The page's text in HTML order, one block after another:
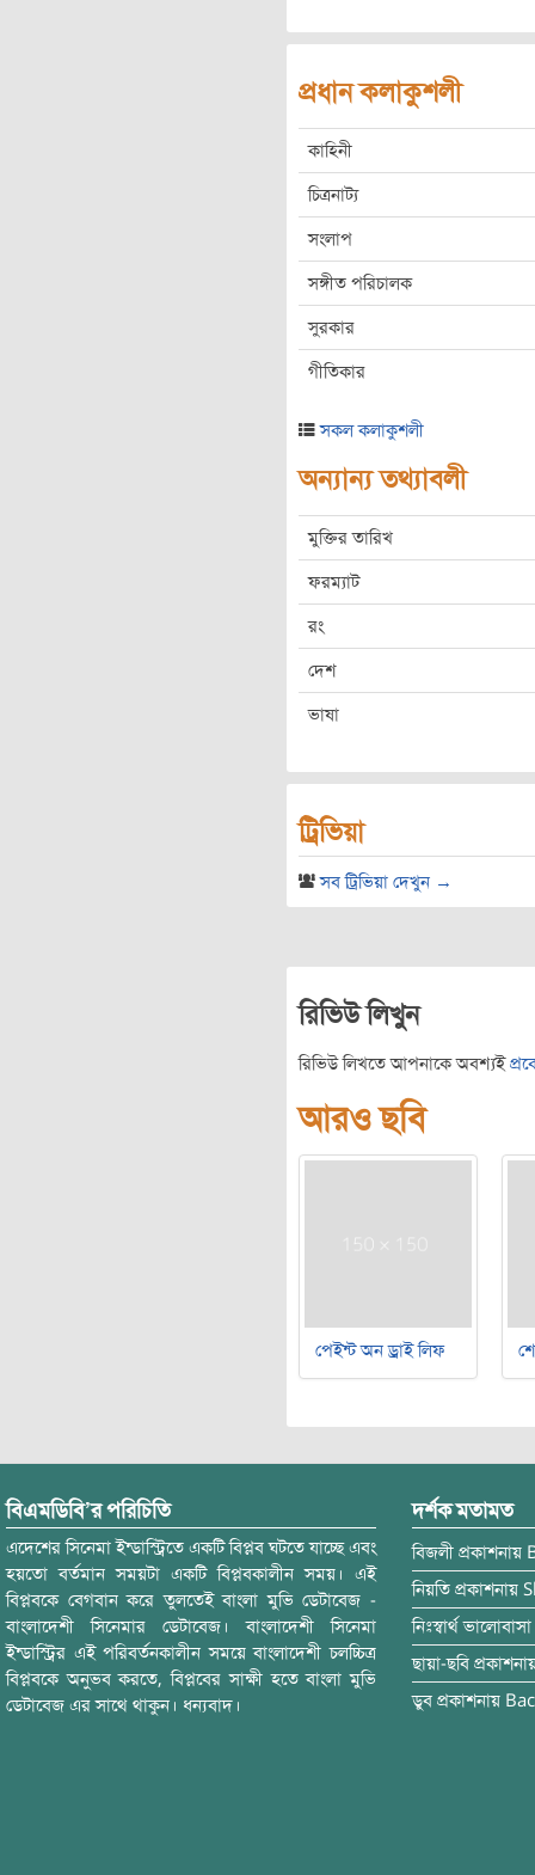
প্রধান কলাকুশলী
কাহিনী
চিত্রনাট্য
সংলাপ
সঙ্গীত পরিচালক
সুরকার
গীতিকার
সকল কলাকুশলী
অন্যান্য তথ্যাবলী
মুক্তির তারিখ
ফরম্যাট
রং
দেশ
ভাষা
ট্রিভিয়া
সব ট্রিভিয়া দেখুন →
রিভিউ লিখুন
রিভিউ লিখতে আপনাকে অবশ্যই
আরও ছবি
পেইন্ট অন ড্রাই লিফ
বিএমডিবি’র পরিচিতি
এদেশের সিনেমা ইন্ডাস্ট্রিতে একটি বিপ্লব ঘটতে যাচ্ছে এবং
হয়তো বর্তমান সময়টা একটি বিপ্লবকালীন সময়। এই
বিপ্লবকে বেগবান করে তুলতেই বাংলা মুভি ডেটাবেজ -
বাংলাদেশী সিনেমার ডেটাবেজ। বাংলাদেশী সিনেমা
ইন্ডাস্ট্রির এই পরিবর্তনকালীন সময়ে বাংলাদেশী চলচ্চিত্র
বিপ্লবকে অনুভব করতে, বিপ্লবের সাক্ষী হতে বাংলা মুভি
ডেটাবেজ এর সাথে থাকুন। ধন্যবাদ।
দর্শক মতামত
বিজলী প্রকাশনায়
নিয়তি প্রকাশনায়
নিঃস্বার্থ ভালোবাসা
ছায়া-ছবি
ডুব প্রকাশনায়